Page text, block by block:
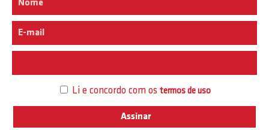
Li e concordo com os termos de uso